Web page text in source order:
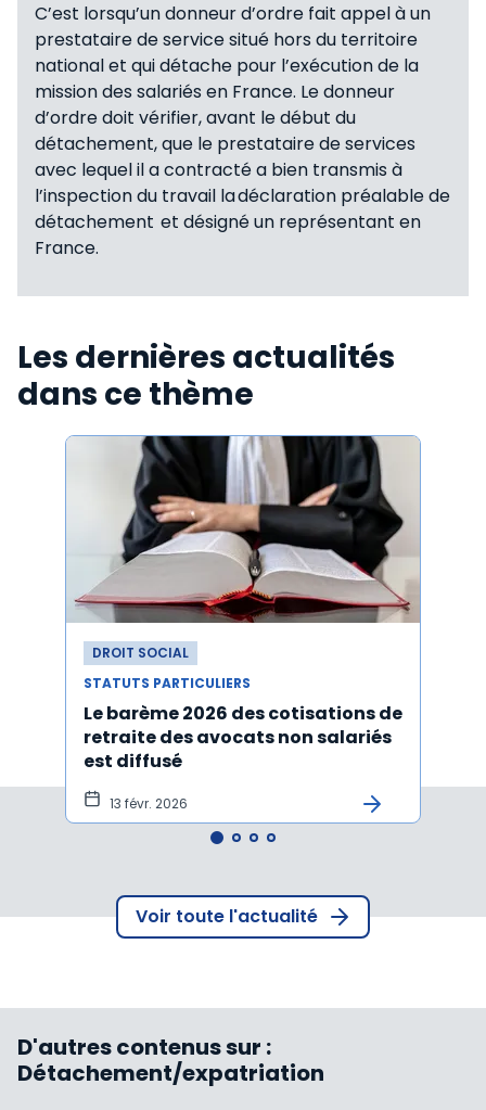
C’est lorsqu’un donneur d’ordre fait appel à un
prestataire de service situé hors du territoire
national et qui détache pour l’exécution de la
mission des salariés en France. Le donneur
d’ordre doit vérifier, avant le début du
détachement, que le prestataire de services
avec lequel il a contracté a bien transmis à
l’inspection du travail la déclaration préalable de
détachement et désigné un représentant en
France.
Les dernières actualités
dans ce thème
DROIT SOCIAL
STATUTS PARTICULIERS
Le barème 2026 des cotisations de
retraite des avocats non salariés
est diffusé
13 févr. 2026
Voir toute l'actualité
D'autres contenus sur :
Détachement/expatriation